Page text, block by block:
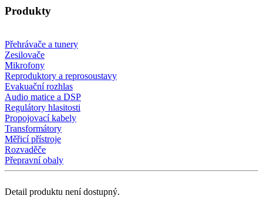
Produkty
Přehrávače a tunery
Zesilovače
Mikrofony
Reproduktory a reprosoustavy
Evakuační rozhlas
Audio matice a DSP
Regulátory hlasitosti
Propojovací kabely
Transformátory
Měřicí přístroje
Rozvaděče
Přepravní obaly
Detail produktu není dostupný.